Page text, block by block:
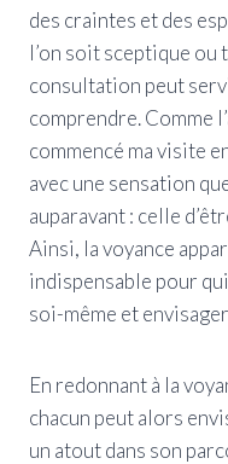
des craintes et des
l’on soit sceptique ou
consultation peut
comprendre. Comme
commencé ma visite
avec une sensation
auparavant : celle
Ainsi, la voyance
indispensable pour
soi-même et
En redonnant à la
chacun peut alors
un atout dans son